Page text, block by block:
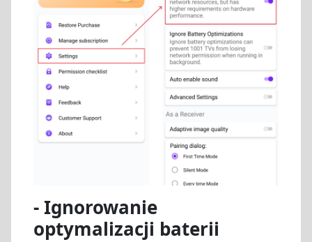
- Ignorowanie
optymalizacji baterii